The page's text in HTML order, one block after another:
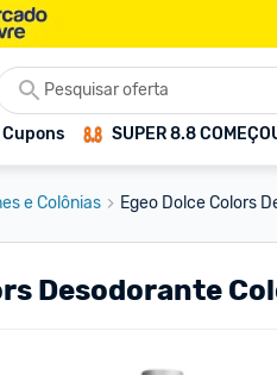
Cupons SUPER 8.8
e Colônias Egeo Dolce Colors
Desodorante